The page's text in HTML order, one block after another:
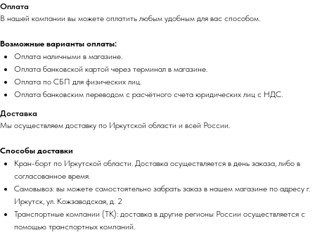
Оплата
В нашей компании вы можете оплатить любым удобным для вас способом.
Возможные варианты оплаты:
Оплата наличными в магазине.
Оплата банковской картой через терминал в магазине.
Оплата по СБП для физических лиц.
Оплата банковским переводом с расчётного счета юридических лиц с НДС.
Доставка
Мы осуществляем доставку по Иркутской области и всей России.
Способы доставки
Кран-борт по Иркутской области. Доставка осуществляется в день заказа, либо в
согласованное время.
Самовывоз: вы можете самостоятельно забрать заказ в нашем магазине по адресу г.
Иркутск, ул. Кожзаводская, д. 2
Транспортные компании (ТК): доставка в другие регионы России осуществляется с
помощью транспортных компаний.